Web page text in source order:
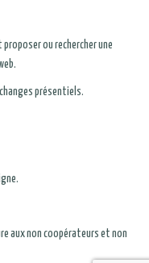
ou rechercher une
présentiels.
aux non coopérateurs et non